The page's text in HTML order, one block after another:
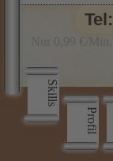
Skills
Profil